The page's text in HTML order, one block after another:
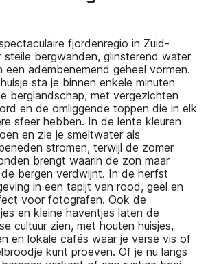
fjordenregio in Zuid-
steile bergwanden, glinsterend water
een adembenemend geheel vormen.
sta je binnen enkele minuten
berglandschap, met vergezichten
en de omliggende toppen die in elk
sfeer hebben. In de lente kleuren
en zie je smeltwater als
stromen, terwijl de zomer
brengt waarin de zon maar
bergen verdwijnt. In de herfst
in een tapijt van rood, geel en
voor fotografen. Ook de
en kleine haventjes laten de
cultuur zien, met houten huisjes,
en lokale cafés waar je verse vis of
kunt proeven. Of je nu langs